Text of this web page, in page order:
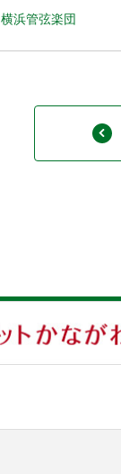
横浜管弦楽団